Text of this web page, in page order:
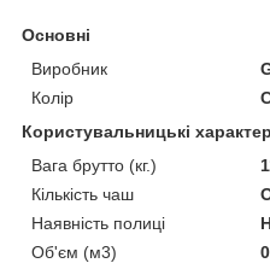
Основні
Виробник
Колір
Користувальницькі
Вага брутто (кг.)
Кількість чаш
Наявність полиці
Об'єм (м3)